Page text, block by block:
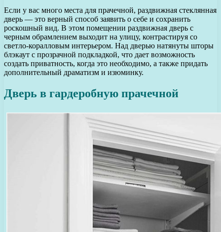
Если у вас много места для прачечной, раздвижная стеклянная
дверь — это верный способ заявить о себе и сохранить
роскошный вид. В этом помещении раздвижная дверь с
черным обрамлением выходит на улицу, контрастируя со
светло-коралловым интерьером. Над дверью натянуты шторы
блэкаут с прозрачной подкладкой, что дает возможность
создать приватность, когда это необходимо, а также придать
дополнительный драматизм и изюминку.
Дверь в гардеробную прачечной